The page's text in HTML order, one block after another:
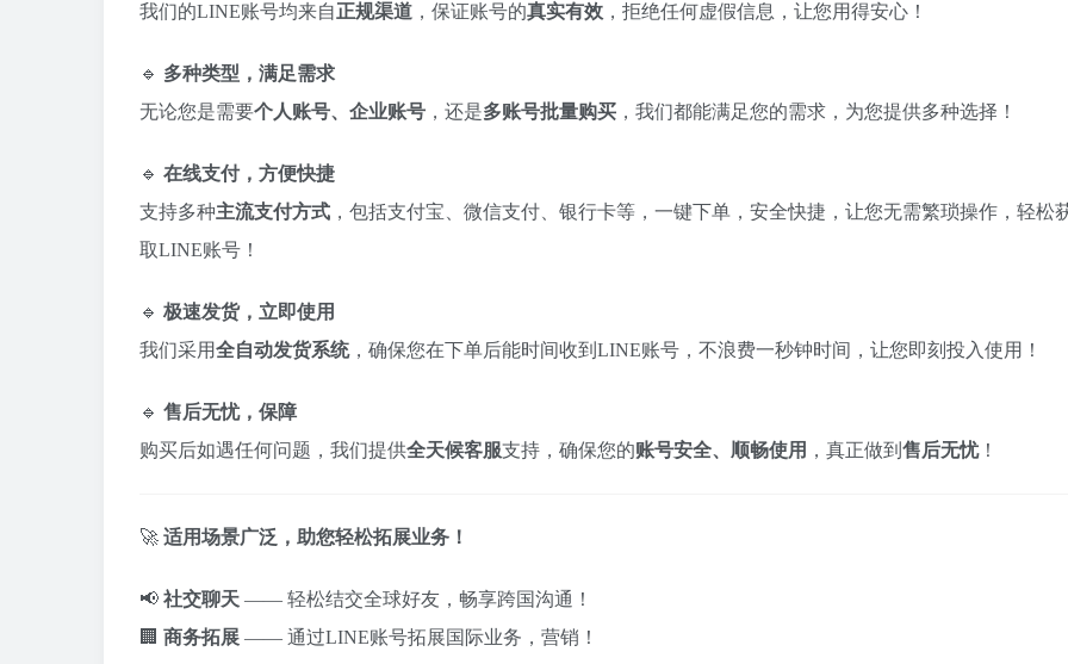
我们的LINE账号均来自正规渠道 ，保证账号的真实有效 ，拒绝任何虚假信息，让您用得安心！
🔹 多种类型，满足需求
无论您是需要个人账号、企业账号 ，还是多账号批量购买 ，我们都能满足您的需求，为您提供多种选择！
🔹 在线支付，方便快捷
支持多种主流支付方式 ，包括支付宝、微信支付、银行卡等，一键下单，安全快捷，让您无需繁琐操作，轻松
取LINE账号！
🔹 极速发货，立即使用
我们采用全自动发货系统，确保您在下单后能时间收到LINE账号，不浪费一秒钟时间，让您即刻投入使用！
🔹 售后无忧，保障
购买后如遇任何问题，我们提供全天候客服支持，确保您的账号安全、顺畅使用 ，真正做到 售后无忧！
🚀 适用场景广泛，助您轻松拓展业务！
📢 社交聊天 —— 轻松结交全球好友，畅享跨国沟通！
🏢 商务拓展 —— 通过LINE账号拓展国际业务，营销！